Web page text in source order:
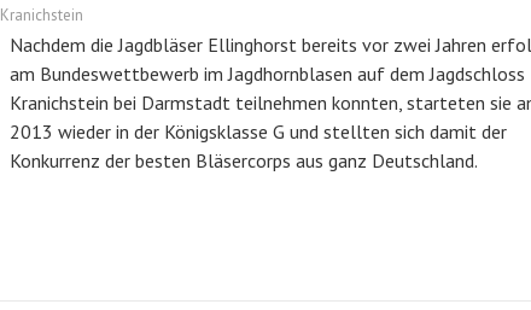
Kranichstein
Nachdem die Jagdbläser Ellinghorst bereits vor zwei Jahren
am Bundeswettbewerb im Jagdhornblasen auf dem Jagdschloss
Kranichstein bei Darmstadt teilnehmen konnten, starteten sie
2013 wieder in der Königsklasse G und stellten sich damit der
Konkurrenz der besten Bläsercorps aus ganz Deutschland.